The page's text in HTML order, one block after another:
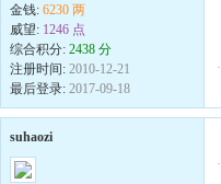
金钱: 6230 两
威望: 1246 点
综合积分: 2438 分
注册时间: 2010-12-21
最后登录: 2017-09-18
suhaozi